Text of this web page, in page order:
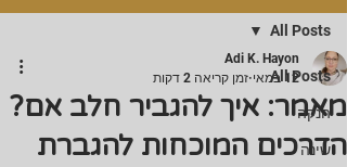
All Posts
הנקה
שינה
All Posts
מאמר: איך להגביר חלב אם?
הדרכים המוכחות להגברת
Adi K. Hayon
12 במאי
זמן קריאה 2 דקות